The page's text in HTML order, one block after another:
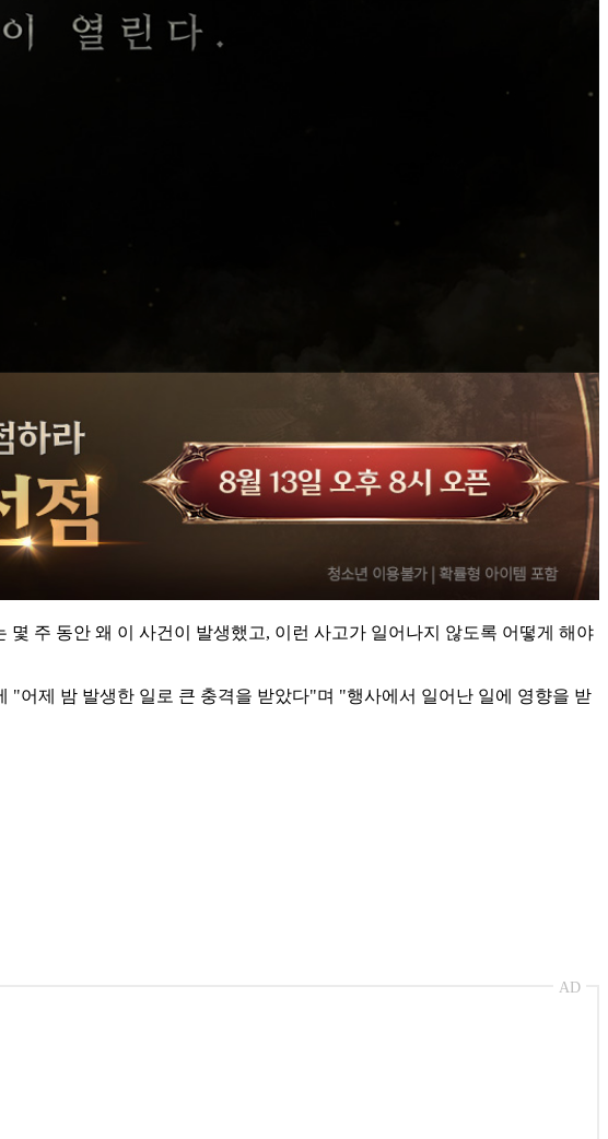
주 동안 왜 이 사건이 발생했고, 이런 사고가 일어나지 않도록 어떻게 해야
어제 밤 발생한 일로 큰 충격을 받았다"며 "행사에서 일어난 일에 영향을 받
AD